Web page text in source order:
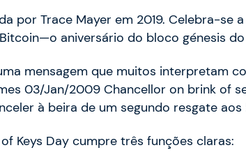
por Trace Mayer em 2019. Celebra-se
aniversário do bloco génesis
mensagem que muitos interpretam
03/Jan/2009 Chancellor on brink of
à beira de um segundo resgate aos
Keys Day cumpre três funções claras: